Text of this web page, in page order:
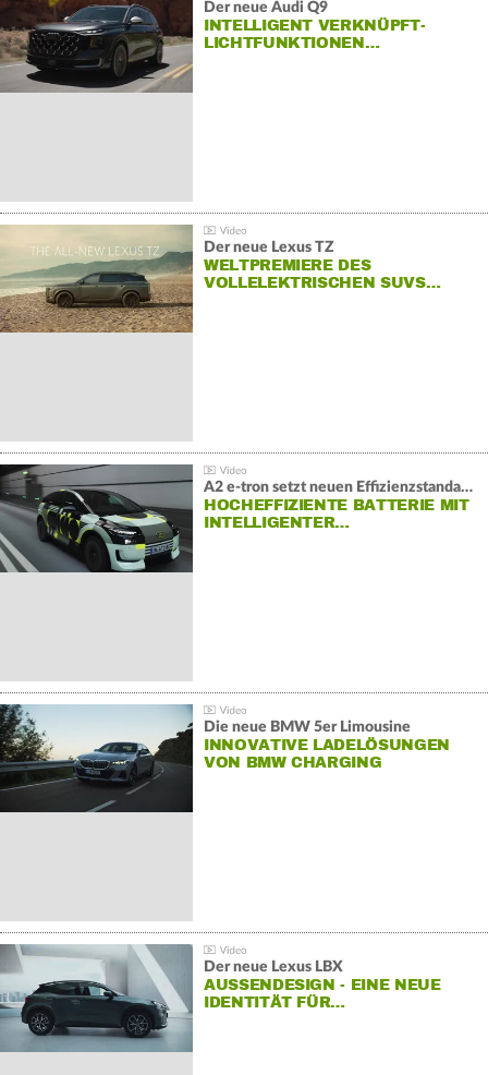
Der neue Audi Q9
INTELLIGENT VERKNÜPFT-
LICHTFUNKTIONEN…
Der neue Lexus TZ
WELTPREMIERE DES
VOLLELEKTRISCHEN SUVS…
A2 e-tron setzt neuen Effizienzstandard bei Audi
HOCHEFFIZIENTE BATTERIE MIT
INTELLIGENTER…
Die neue BMW 5er Limousine
INNOVATIVE LADELÖSUNGEN
VON BMW CHARGING
Der neue Lexus LBX
AUSSENDESIGN - EINE NEUE I
DENTITÄT FÜR…